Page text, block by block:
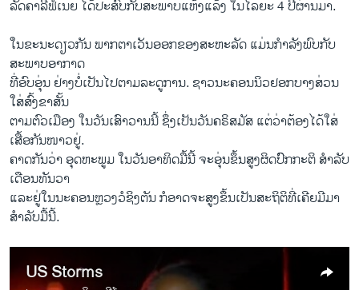
ລັດຄາລີຟໍເນຍ ໄດ້ປະສົບກັບສະພາບແຫ້ງແລ້ງ ໃນໄລຍະ 4 ປີຜ່ານມາ.
ໃນຂະນະດຽວກັນ ພາກຕາເວັນອອກຂອງສະຫະລັດ ແມ່ນກຳລັງພົບກັບ
ສະພາບອາກາດ
ທີ່ອົບອຸ່ນ ຢ່າງບໍ່ເປັນໄປຕາມລະດູການ. ຊາວນະຄອນນິວຢອກບາງສ່ວນ
ໃສ່ສົ້ງຂາສັ້ນ
ຕາມຕົວເມືອງ ໃນວັນເສົາວານນີ້ ຊຶ່ງເປັນວັນຄຣິສມັສ ແຕ່ວ່າຕ້ອງໄດ້ໃສ່
ເສື້ອກັນໜາວຢູ່.
ຄາດກັນວ່າ ອຸດຫະພູມ ໃນວັນອາທິດມື້ນີ້ ຈະອຸ່ນຂຶ້ນສູງຜິດປົົກກະຕິ ສຳລັບ
ເດືອນທັນວາ
ແລະຢູ່ໃນນະຄອນຫຼວງວໍຊິງຕັນ ກໍອາດຈະສູງຂຶ້ນເປັນສະຖິຕິທີ່ເຄີຍມີມາ
ສຳລັບມື້ນີ້.
US Storms